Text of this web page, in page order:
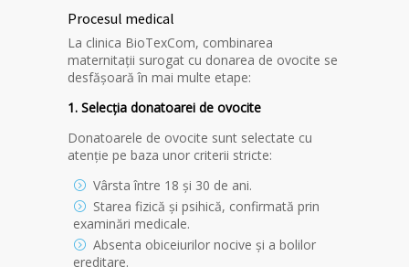
Procesul medical
La clinica BioTexCom, combinarea
maternitații surogat cu donarea de ovocite se
desfășoară în mai multe etape:
1. Selecția donatoarei de ovocite
Donatoarele de ovocite sunt selectate cu
atenție pe baza unor criterii stricte:
Vârsta între 18 și 30 de ani.
Starea fizică și psihică, confirmată prin
examinări medicale.
Absenta obiceiurilor nocive și a bolilor
ereditare.